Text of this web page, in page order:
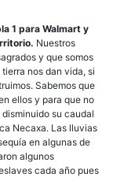
1 para Walmart y
Nuestros
y que somos
nos dan vida, si
Sabemos que
ellos y para que no
su caudal
Necaxa. Las lluvias
en algunas de
algunos
cada año pues